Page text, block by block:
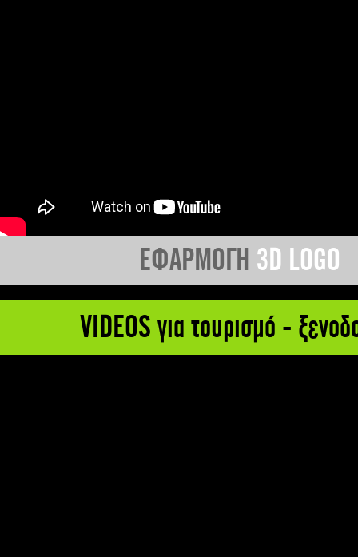
ΕΦΑΡΜΟΓΗ 3D LOGO
VIDEOS για τουρισμό -